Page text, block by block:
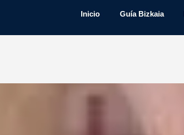
Inicio Guía Bizkaia